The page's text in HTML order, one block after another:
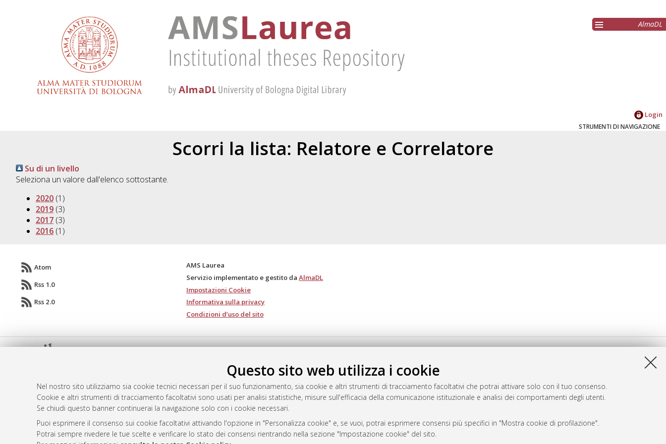
Questo sito web utilizza i cookie
Nel nostro sito utilizziamo sia cookie tecnici necessari per il suo funzionamento, sia cookie e altri strumenti di tracciamento facoltativi che potrai attivare solo con il tuo consenso.
Cookie e altri strumenti di tracciamento facoltativi sono usati per analisi statistiche, misure sull'efficacia della comunicazione istituzionale e analisi dei comportamenti degli utenti.
Se chiudi questo banner continuerai la navigazione solo con i cookie necessari.
Puoi esprimere il consenso sui cookie facoltativi attivando l'opzione in "Personalizza cookie" e, se vuoi, potrai esprimere consensi più specifici in "Mostra cookie di profilazione".
Potrai sempre rivedere le tue scelte e verificare lo stato dei consensi rientrando nella sezione "Impostazione cookie" del sito.
AlmaDL
Login
STRUMENTI DI NAVIGAZIONE
Scorri la lista: Relatore e Correlatore
Su di un livello
Seleziona un valore dall'elenco sottostante.
2020(1)
2019(3)
2017(3)
2016(1)
Atom
Rss 1.0
Rss 2.0
AMS Laurea
Servizio implementato e gestito da AlmaDL
Impostazioni Cookie
Informativa sulla privacy
Condizioni d’uso del sito